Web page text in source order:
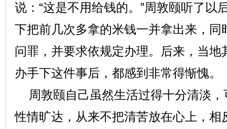
说：“这是不用给钱的。”周敦颐听了以
下把前几次多拿的米钱一并拿出来，同
问罪，并要求依规定办理。后来，当地
办手下这件事后，都感到非常得惭愧。
周敦颐自己虽然生活过得十分清淡，
性情旷达，从来不把清苦放在心上，相